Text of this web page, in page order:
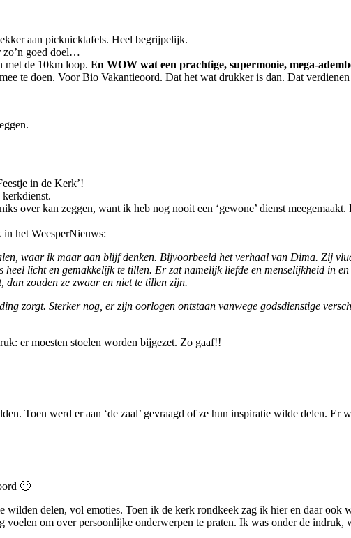
aan picknicktafels. Heel begrijpelijk.
zo’n goed doel…
met de 10km loop. En WOW wat een prachtige, supermooie, mega-
te doen. Voor Bio Vakantieoord. Dat het wat drukker is dan. Dat
in de Kerk’!
kerkdienst.
over kan zeggen, want ik heb nog nooit een ‘gewone’ dienst
het WeesperNieuws:
waar ik maar aan blijf denken. Bijvoorbeeld het verhaal van Dima. Zij
licht en gemakkelijk te tillen. Er zat namelijk liefde en menselijkheid in
dan zouden ze zwaar en niet te tillen zijn.
zorgt. Sterker nog, er zijn oorlogen ontstaan vanwege godsdienstige
er moesten stoelen worden bijgezet. Zo gaaf!!
Toen werd er aan ‘de zaal’ gevraagd of ze hun inspiratie wilde delen. Er
🙂
delen, vol emoties. Toen ik de kerk rondkeek zag ik hier en daar ook
voelen om over persoonlijke onderwerpen te praten. Ik was onder de indruk,